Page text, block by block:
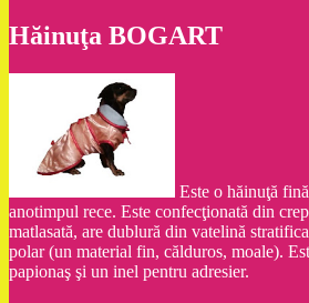
Hăinuţa BOGART
Este o hăinuţă
anotimpul rece. Este confecţionată din
matlasată, are dublură din vatelină
polar (un material fin, călduros, moale).
papionaş şi un inel pentru adresier.